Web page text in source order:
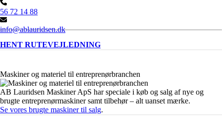
56 72 14 88
info@ablauridsen.dk
HENT RUTEVEJLEDNING
Maskiner og materiel til entreprenørbranchen
AB Lauridsen Maskiner ApS har speciale i køb og salg af nye og
brugte entreprenørmaskiner samt tilbehør – alt uanset mærke.
Se vores brugte maskiner til salg.